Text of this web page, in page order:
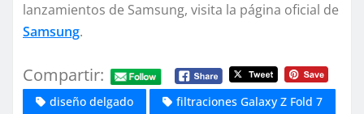
lanzamientos de Samsung, visita la página oficial de
Samsung.
Compartir:
diseño delgado
filtraciones Galaxy Z Fold 7